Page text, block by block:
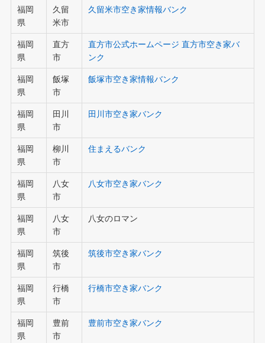
福岡
県
久留
米市
久留米市空き家情報バンク
福岡
県
直方
市
直方市公式ホームページ 直方市空き家バ
ンク
福岡
県
飯塚
市
飯塚市空き家情報バンク
福岡
県
田川
市
田川市空き家バンク
福岡
県
柳川
市
住まえるバンク
福岡
県
八女
市
八女市空き家バンク
福岡
県
八女
市
八女のロマン
福岡
県
筑後
市
筑後市空き家バンク
福岡
県
行橋
市
行橋市空き家バンク
福岡
県
豊前
市
豊前市空き家バンク